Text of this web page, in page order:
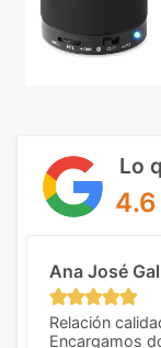
Lo
4.6
Ana José
Relación
Encargamos